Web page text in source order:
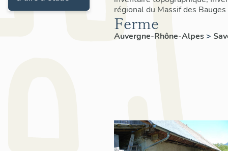
régional du Massif des Bauges
Ferme
Auvergne-Rhône-Alpes>